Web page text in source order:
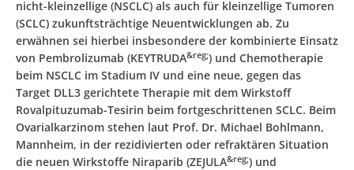
nicht-kleinzellige (NSCLC) als auch für kleinzellige Tumoren
(SCLC) zukunftsträchtige Neuentwicklungen ab. Zu
erwähnen sei hierbei insbesondere der kombinierte Einsatz
von Pembrolizumab (KEYTRUDA&reg;) und Chemotherapie
beim NSCLC im Stadium IV und eine neue, gegen das
Target DLL3 gerichtete Therapie mit dem Wirkstoff
Rovalpituzumab-Tesirin beim fortgeschrittenen SCLC. Beim
Ovarialkarzinom stehen laut Prof. Dr. Michael Bohlmann,
Mannheim, in der rezidivierten oder refraktären Situation
die neuen Wirkstoffe Niraparib (ZEJULA&reg;) und